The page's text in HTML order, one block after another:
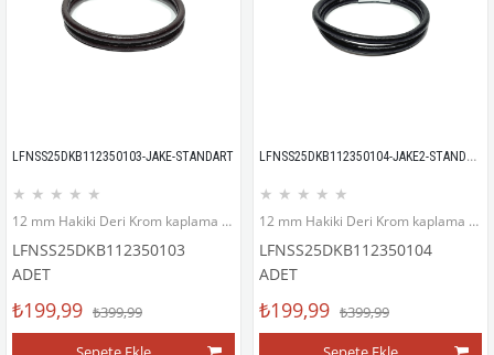
LFNSS25DKB112350103-JAKE-STANDART
★ ★ ★ ★ ★
12 mm Hakiki Deri Krom kaplama mıknatıs kapama bileklik
LFNSS25DKB112350103
ADET
₺199,99 ₺399,99
LFNSS25DKB112350104-JAKE2-STANDART
★ ★ ★ ★ ★
12 mm Hakiki Deri Krom kaplama mıknatıs kapama bileklik
LFNSS25DKB112350104
ADET
₺199,99 ₺399,99